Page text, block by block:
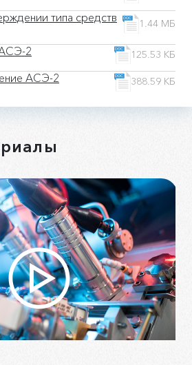
типа средств
1.44 МБ
2 125.53 КБ
АСЭ-2 388.59 КБ